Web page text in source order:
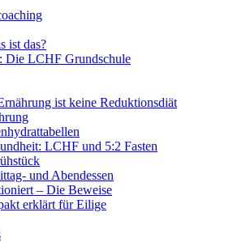
ist das?
Die LCHF Grundschule
ist keine Reduktionsdiät
LCHF und 5:2 Fasten
und Abendessen
– Die Beweise
erklärt für Eilige